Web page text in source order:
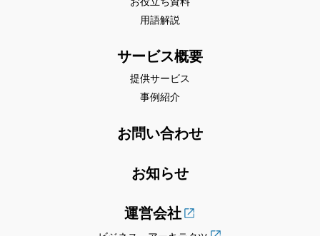
用語解説
サービス概要
提供サービス
事例紹介
お問い合わせ
お知らせ
運営会社